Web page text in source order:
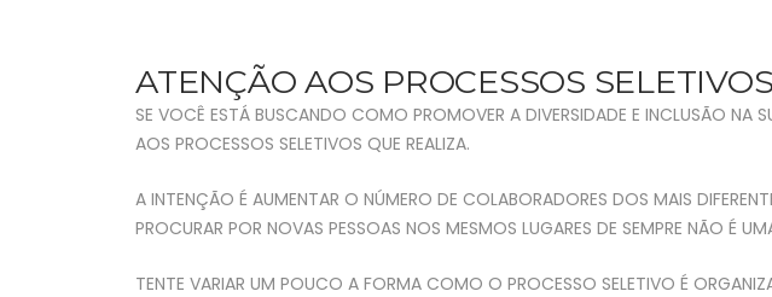
ATENÇÃO AOS PROCESSOS SELETIVOS
SE VOCÊ ESTÁ BUSCANDO COMO PROMOVER A DIVERSIDADE E INCLUSÃO NA
AOS PROCESSOS SELETIVOS QUE REALIZA.
A INTENÇÃO É AUMENTAR O NÚMERO DE COLABORADORES DOS MAIS
PROCURAR POR NOVAS PESSOAS NOS MESMOS LUGARES DE SEMPRE NÃO É
TENTE VARIAR UM POUCO A FORMA COMO O PROCESSO SELETIVO É